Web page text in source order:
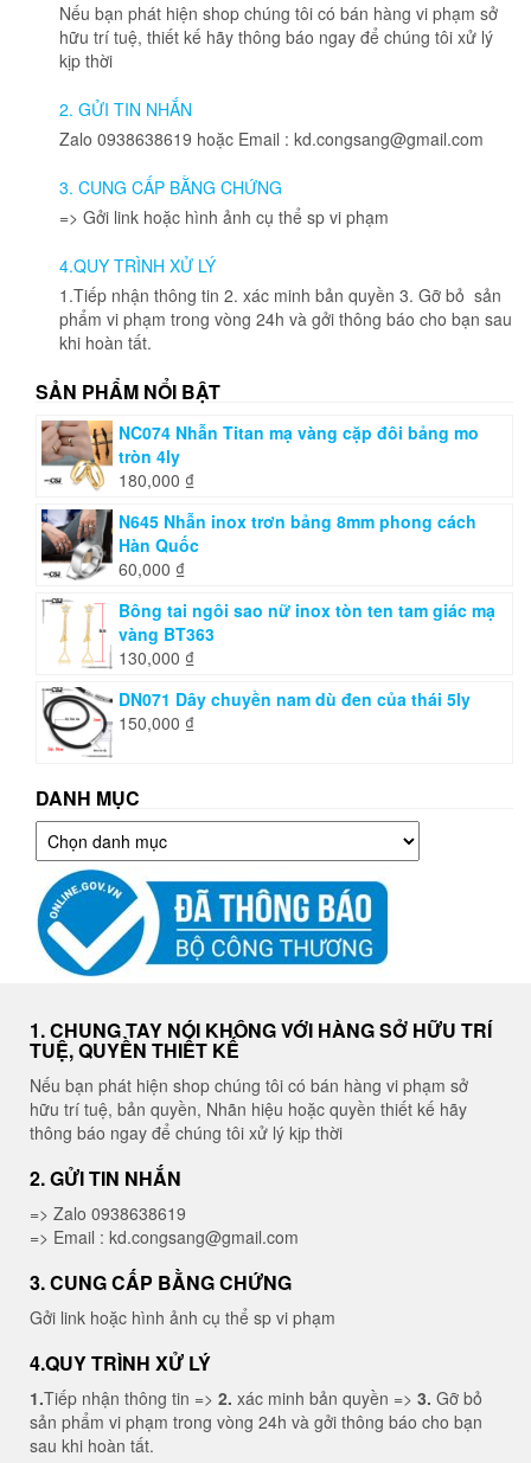
Nếu bạn phát hiện shop chúng tôi có bán hàng vi phạm sở
hữu trí tuệ, thiết kế hãy thông báo ngay để chúng tôi xử lý
kịp thời
2. GỬI TIN NHẮN
Zalo 0938638619 hoặc Email : kd.congsang@gmail.com
3. CUNG CẤP BẰNG CHỨNG
=> Gởi link hoặc hình ảnh cụ thể sp vi phạm
4.QUY TRÌNH XỬ LÝ
1.Tiếp nhận thông tin 2. xác minh bản quyền 3. Gỡ bỏ sản
phẩm vi phạm trong vòng 24h và gởi thông báo cho bạn sau
khi hoàn tất.
SẢN PHẨM NỔI BẬT
NC074 Nhẫn Titan mạ vàng cặp đôi bảng mo
tròn 4ly
180,000 ₫
N645 Nhẫn inox trơn bảng 8mm phong cách
Hàn Quốc
60,000 ₫
Bông tai ngôi sao nữ inox tòn ten tam giác mạ
vàng BT363
130,000 ₫
DN071 Dây chuyền nam dù đen của thái 5ly
150,000 ₫
DANH MỤC
Danh
mục
1. CHUNG TAY NÓI KHÔNG VỚI HÀNG SỞ HỮU TRÍ
TUỆ, QUYỀN THIẾT KẾ
Nếu bạn phát hiện shop chúng tôi có bán hàng vi phạm sở
hữu trí tuệ, bản quyền, Nhãn hiệu hoặc quyền thiết kế hãy
thông báo ngay để chúng tôi xử lý kịp thời
2. GỬI TIN NHẮN
=> Zalo 0938638619
=> Email : kd.congsang@gmail.com
3. CUNG CẤP BẰNG CHỨNG
Gởi link hoặc hình ảnh cụ thể sp vi phạm
4.QUY TRÌNH XỬ LÝ
1.Tiếp nhận thông tin => 2. xác minh bản quyền => 3. Gỡ bỏ
sản phẩm vi phạm trong vòng 24h và gởi thông báo cho bạn
sau khi hoàn tất.